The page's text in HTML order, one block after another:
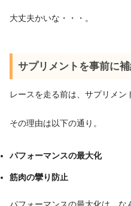
大丈夫かいな・・・。
サプリメントを事前に
レースを走る前は、サプリメン
その理由は以下の通り。
パフォーマンスの最大化
筋肉の攣り防止